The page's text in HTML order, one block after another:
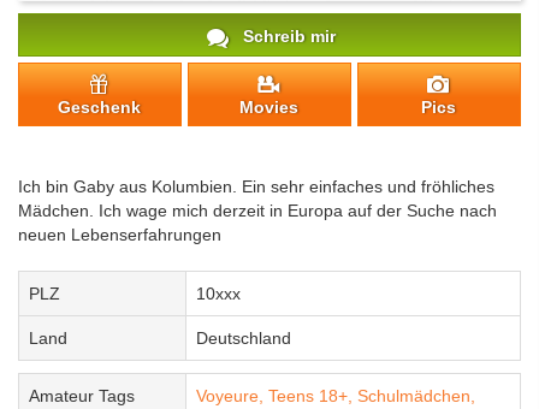
Schreib mir
Geschenk Movies Pics
Ich bin Gaby aus Kolumbien. Ein sehr einfaches und fröhliches
Mädchen. Ich wage mich derzeit in Europa auf der Suche nach
neuen Lebenserfahrungen
PLZ 10xxx
Land Deutschland
Amateur Tags Voyeure, Teens 18+, Schulmädchen,